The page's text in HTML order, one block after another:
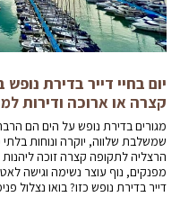
יום בחיי דייר בדירת
קצרה או ארוכה ודירות
מגורים בדירת נופש על הים הם הרבה
שמשלבת שלווה, יוקרה ונוחות בלתי
הרצליה לתקופה קצרה זוכה ליהנות
מפנקים, נוף עוצר נשימה וגישה
דייר בדירת נופש כזו? בואו נצלול